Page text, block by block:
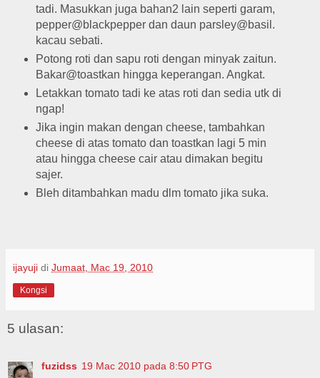
tadi. Masukkan juga bahan2 lain seperti garam,
pepper@blackpepper dan daun parsley@basil.
kacau sebati.
Potong roti dan sapu roti dengan minyak zaitun.
Bakar@toastkan hingga keperangan. Angkat.
Letakkan tomato tadi ke atas roti dan sedia utk di
ngap!
Jika ingin makan dengan cheese, tambahkan
cheese di atas tomato dan toastkan lagi 5 min
atau hingga cheese cair atau dimakan begitu
sajer.
Bleh ditambahkan madu dlm tomato jika suka.
ijayuji di Jumaat, Mac 19, 2010
Kongsi
5 ulasan:
fuzidss 19 Mac 2010 pada 8:50 PTG